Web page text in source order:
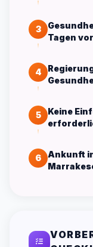
3
Tagen
4
5
Keine
6
Ankunft